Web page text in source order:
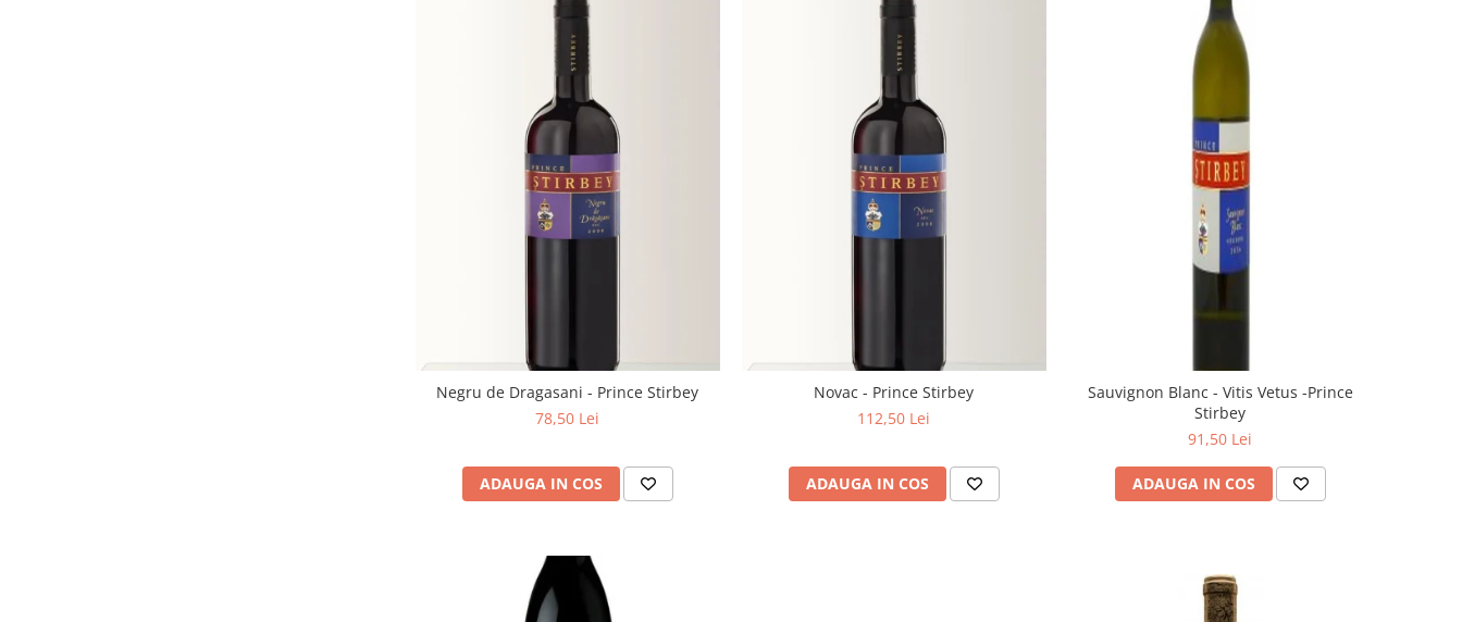
Negru de Dragasani - Prince Stirbey
78,50 Lei
ADAUGA IN COS
Novac - Prince Stirbey
112,50 Lei
ADAUGA IN COS
Sauvignon Blanc - Vitis Vetus -Prince
Stirbey
91,50 Lei
ADAUGA IN COS